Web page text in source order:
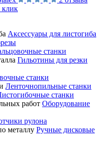
клик
Аксессуары для листогиба
станки
Гильотины для резки
станки
Ленточнопильные станки
станки
Оборудование
рулона
Ручные дисковые